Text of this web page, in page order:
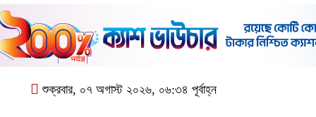
শুক্রবার, ০৭ অগাস্ট ২০২৬, ০৬:৩৪ পূর্বাহ্ন